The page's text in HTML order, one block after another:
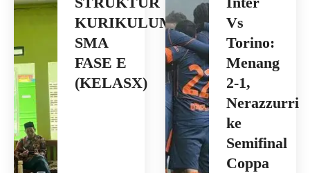
KURIKULUM
SMA
FASE E
(KELASX)
Vs
Torino:
Menang
2-1,
Nerazzurri
ke
Semifinal
Coppa